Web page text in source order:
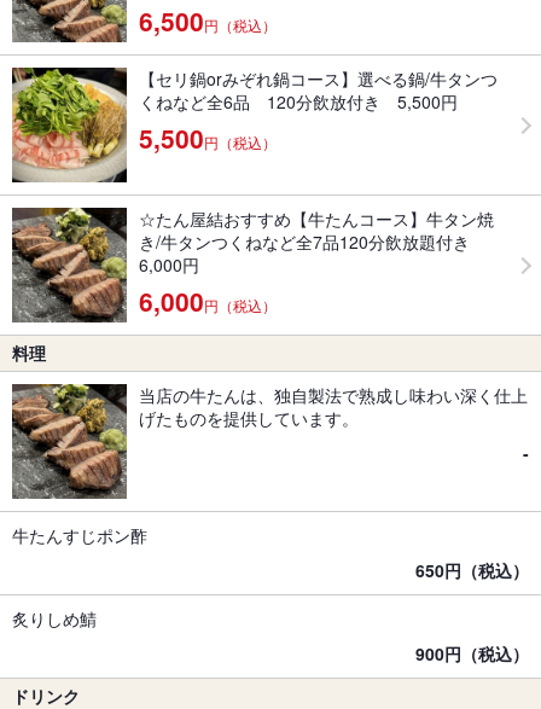
6,500円（税込）
【セリ鍋orみぞれ鍋コース】選べる鍋/牛タンつ
くねなど全6品 120分飲放付き 5,500円
5,500円（税込）
☆たん屋結おすすめ【牛たんコース】牛タン焼
き/牛タンつくねなど全7品120分飲放題付き
6,000円
6,000円（税込）
料理
当店の牛たんは、独自製法で熟成し味わい深く仕上
げたものを提供しています。
-
牛たんすじポン酢
650円（税込）
炙りしめ鯖
900円（税込）
ドリンク